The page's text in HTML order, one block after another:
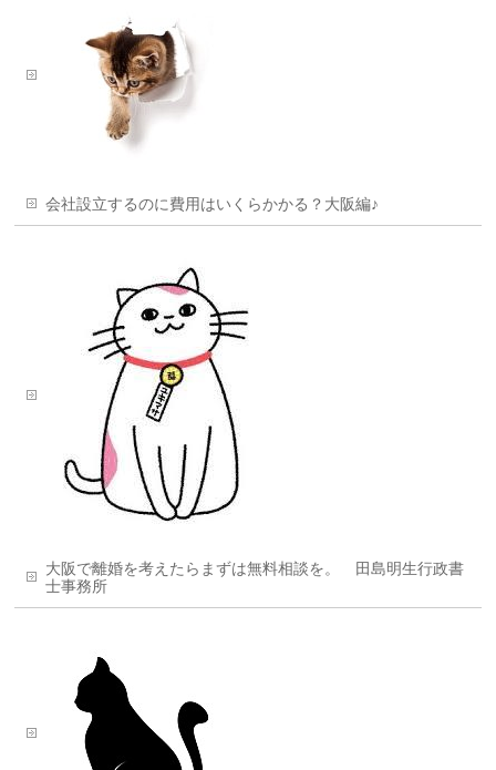
会社設立するのに費用はいくらかかる？大阪編♪
大阪で離婚を考えたらまずは無料相談を。 田島明生行政書
士事務所